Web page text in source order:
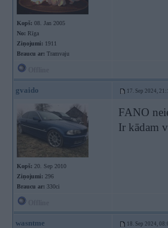
Kopš: 08. Jan 2005
No: Rīga
Ziņojumi: 1911
Braucu ar: Tramvaju
gvaido 17. Sep 2024,
Kopš: 20. Sep 2010
Ziņojumi: 296
Braucu ar: 330ci
FANO
Ir kādam
wasntme 18. Sep 2024,